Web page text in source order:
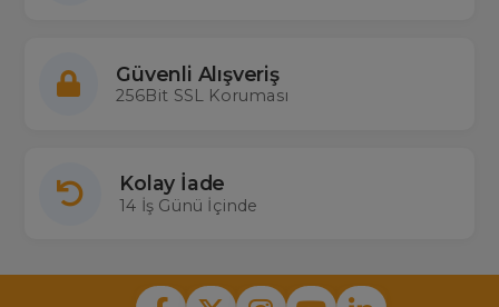
Güvenli Alışveriş
256Bit SSL Koruması
Kolay İade
14 İş Günü İçinde